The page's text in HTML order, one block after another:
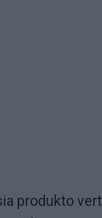
produkto